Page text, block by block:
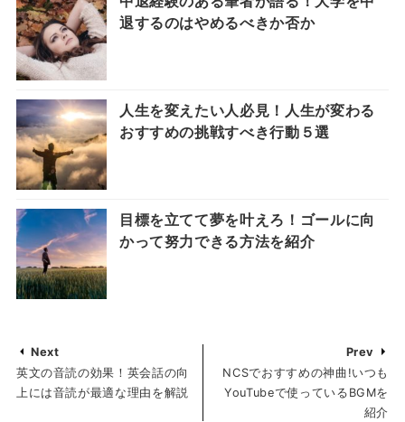
退するのはやめるべきか否か
人生を変えたい人必見！人生が変わる
おすすめの挑戦すべき行動５選
目標を立てて夢を叶えろ！ゴールに向
かって努力できる方法を紹介
Next
英文の音読の効果！英会話の向
上には音読が最適な理由を解説
Prev
NCSでおすすめの神曲!いつも
YouTubeで使っているBGMを
紹介